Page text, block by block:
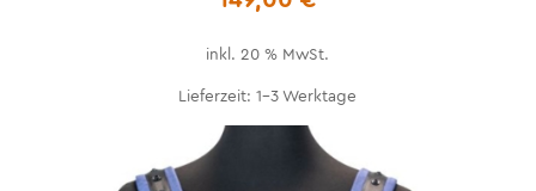
inkl. 20 % MwSt.
Lieferzeit:1-3 Werktage